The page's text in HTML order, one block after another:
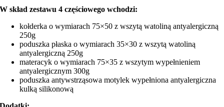
W skład zestawu 4 częściowego wchodzi:
kołderka o wymiarach 75×50 z wszytą watoliną antyalergiczną
250g
poduszka płaska o wymiarach 35×30 z wszytą watoliną
antyalergiczną 250g
materacyk o wymiarach 75×35 z wszytym wypełnieniem
antyalergicznym 300g
poduszka antywstrząsowa motylek wypełniona antyalergiczna
kulką silikonową